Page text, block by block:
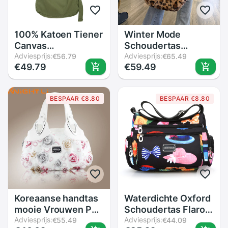
100% Katoen Tiener
Canvas
Schoudertas Voor
School Student
Casual High Street
Casual Stof Boek
Ruim Dagelijks
Crossbody Tas
Adviesprijs:€56.79
€49.79
Winter Mode
Schoudertas
Vrouwelijke
Luipaard
Vrouwelijke Tas
Winter Handtas
Messenger Bag
Zachte Warme Bont
Tas
Adviesprijs:€65.49
€59.49
BESPAAR €8.80
Koreaanse handtas
mooie Vrouwen PU
lederen Tas Tote
Adviesprijs:€55.49
BESPAAR €8.80
Waterdichte Oxford
Schoudertas Flarol
Printing Messenger
Adviesprijs:€44.09